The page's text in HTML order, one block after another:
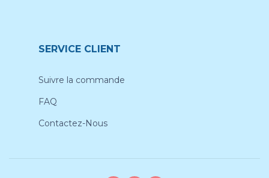
SERVICE CLIENT
Suivre la commande
FAQ
Contactez-Nous